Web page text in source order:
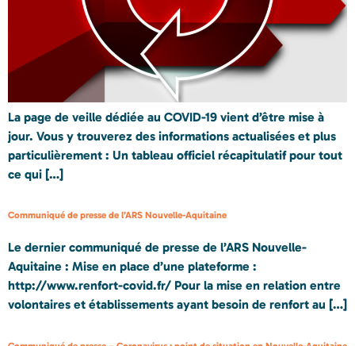
La page de veille dédiée au COVID-19 vient d’être mise à
jour. Vous y trouverez des informations actualisées et plus
particulièrement : Un tableau officiel récapitulatif pour tout
ce qui […]
Communiqué de presse de l’ARS Nouvelle-Aquitaine
Le dernier communiqué de presse de l’ARS Nouvelle-
Aquitaine : Mise en place d’une plateforme :
http://www.renfort-covid.fr/ Pour la mise en relation entre
volontaires et établissements ayant besoin de renfort au […]